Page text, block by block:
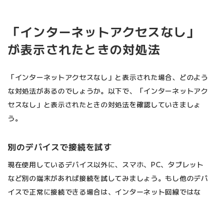
「インターネットアクセスなし」
が表示されたときの対処法
「インターネットアクセスなし」と表示された場合、どのよう
な対処法があるのでしょうか。以下で、「インターネットアク
セスなし」と表示されたときの対処法を確認していきましょ
う。
別のデバイスで接続を試す
現在使用しているデバイス以外に、スマホ、PC、タブレット
など別の端末があれば接続を試してみましょう。もし他のデバ
イスで正常に接続できる場合は、インターネット回線ではな